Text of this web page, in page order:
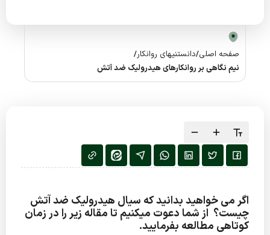
صفحه اصلی/دانستنیهای روانکار/
نیم نگاهی بر روانکارهای هیدرولیک ضد آتش
اگر می خواهید بدانید که سیال هیدرولیک ضد آتش
چیست؟ از شما دعوت میکنیم تا مقاله زیر را در زمان
کوتاهی مطالعه بفرمایید.